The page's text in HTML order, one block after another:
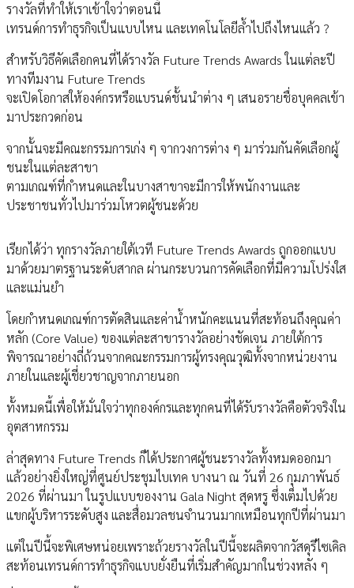
รางวัลที่ทำให้เราเข้าใจว่าตอนนี้
เทรนด์การทำธุรกิจเป็นแบบไหน และเทคโนโลยีล้ำไปถึงไหนแล้ว ?
สำหรับวิธีคัดเลือกคนที่ได้รางวัล Future Trends Awards ในแต่ละปี
ทางทีมงาน Future Trends
จะเปิดโอกาสให้องค์กรหรือแบรนด์ชั้นนำต่าง ๆ เสนอรายชื่อบุคคลเข้า
มาประกวดก่อน
จากนั้นจะมีคณะกรรมการเก่ง ๆ จากวงการต่าง ๆ มาร่วมกันคัดเลือกผู้
ชนะในแต่ละสาขา
ตามเกณฑ์ที่กำหนดและในบางสาขาจะมีการให้พนักงานและ
ประชาชนทั่วไปมาร่วมโหวตผู้ชนะด้วย
เรียกได้ว่า ทุกรางวัลภายใต้เวที Future Trends Awards ถูกออกแบบ
มาด้วยมาตรฐานระดับสากล ผ่านกระบวนการคัดเลือกที่มีความโปร่งใส
และแม่นยำ
โดยกำหนดเกณฑ์การตัดสินและค่าน้ำหนักคะแนนที่สะท้อนถึงคุณค่า
หลัก (Core Value) ของแต่ละสาขารางวัลอย่างชัดเจน ภายใต้การ
พิจารณาอย่างถี่ถ้วนจากคณะกรรมการผู้ทรงคุณวุฒิทั้งจากหน่วยงาน
ภายในและผู้เชี่ยวชาญจากภายนอก
ทั้งหมดนี้เพื่อให้มั่นใจว่าทุกองค์กรและทุกคนที่ได้รับรางวัลคือตัวจริงใน
อุตสาหกรรม
ล่าสุดทาง Future Trends ก็ได้ประกาศผู้ชนะรางวัลทั้งหมดออกมา
แล้วอย่างยิ่งใหญ่ที่ศูนย์ประชุมไบเทค บางนา ณ วันที่ 26 กุมภาพันธ์
2026 ที่ผ่านมา ในรูปแบบของงาน Gala Night สุดหรู ซึ่งเต็มไปด้วย
แขกผู้บริหารระดับสูง และสื่อมวลชนจำนวนมากเหมือนทุกปีที่ผ่านมา
แต่ในปีนี้จะพิเศษหน่อยเพราะถ้วยรางวัลในปีนี้จะผลิตจากวัสดุรีไซเคิล
สะท้อนเทรนด์การทำธุรกิจแบบยั่งยืนที่เริ่มสำคัญมากในช่วงหลัง ๆ